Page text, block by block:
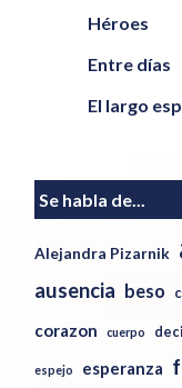
Héroes
Entre días
El largo
Se habla de...
Alejandra Pizarnik
ausencia beso
corazon cuerpo
espejo esperanza